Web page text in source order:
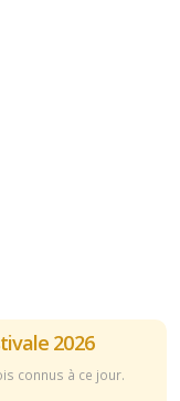
2026
connus à ce jour.